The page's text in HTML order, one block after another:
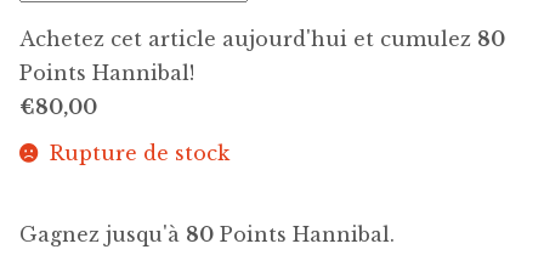
Achetez cet article aujourd'hui et cumulez 80
Points Hannibal!
€80,00
Rupture de stock
Gagnez jusqu'à 80 Points Hannibal.